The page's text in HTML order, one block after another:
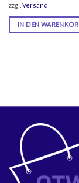
zzgl. Versand
IN DEN